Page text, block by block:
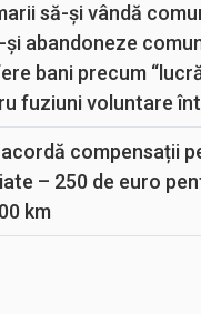
să-și vândă
abandoneze
bani precum
fuziuni voluntare
compensații
– 250 de euro
km